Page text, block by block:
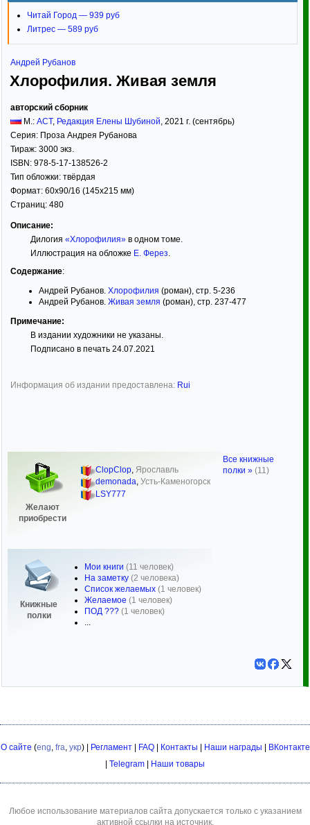
Читай Город — 939 руб
Литрес — 589 руб
Андрей Рубанов
Хлорофилия. Живая земля
авторский сборник
М.: АСТ, Редакция Елены Шубиной, 2021 г. (сентябрь)
Серия: Проза Андрея Рубанова
Тираж: 3000 экз.
ISBN: 978-5-17-138526-2
Тип обложки: твёрдая
Формат: 60x90/16 (145x215 мм)
Страниц: 480
Описание:
Дилогия «Хлорофилия»в одном томе.
Иллюстрация на обложке Е. Ферез.
Содержание:
Андрей Рубанов. Хлорофилия (роман), стр. 5-236
Андрей Рубанов. Живая земля (роман), стр. 237-477
Примечание:
В издании художники не указаны.
Подписано в печать 24.07.2021
Информация об издании предоставлена: Rui
Желают
приобрести
ClopClop, Ярославль
demonada, Усть-Каменогорск
LSY777
Книжные
полки
Мои книги (11 человек)
На заметку (2 человека)
Список желаемых (1 человек)
Желаемое (1 человек)
ПОД ??? (1 человек)
...
Все книжные
полки » (11)
О сайте (eng, fra, укр) | Регламент| FAQ| Контакты Наши награды
ВКонтакте
Telegram Наши товары
Любое использование материалов сайта допускается только с указанием
активной ссылки на источник.